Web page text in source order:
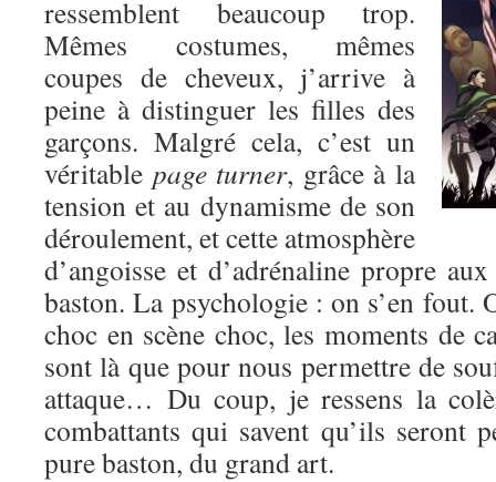
ressemblent beaucoup trop.
Mêmes costumes, mêmes
coupes de cheveux, j’arrive à
peine à distinguer les filles des
garçons. Malgré cela, c’est un
véritable page turner, grâce à la
tension et au dynamisme de son
déroulement, et cette atmosphère
d’angoisse et d’adrénaline propre
baston. La psychologie : on s’en fout.
choc en scène choc, les moments de
sont là que pour nous permettre de
attaque… Du coup, je ressens la
combattants qui savent qu’ils seront
pure baston, du grand art.